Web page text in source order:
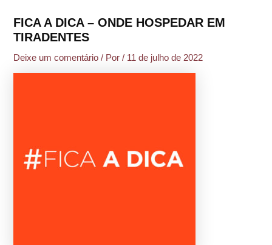
FICA A DICA – ONDE HOSPEDAR EM
TIRADENTES
Deixe um comentário / Por/ 11 de julho de 2022